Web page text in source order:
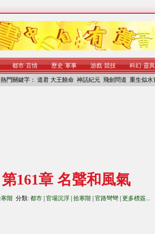
都市·言情 歷史·軍事 游戲·競技 科幻·靈異
關鍵字： 道君 大王饒命 神話紀元 飛劍問道 重生似水
第161章 名聲和風氣
階 分類: 都市 官場沉浮 拾寒階 官路彎彎 更多標簽...